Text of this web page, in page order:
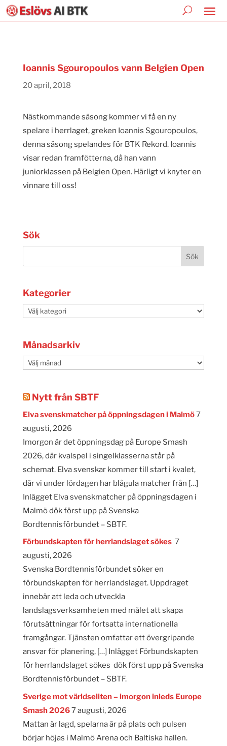
Ioannis Sgouropoulos vann Belgien Open
20 april, 2018
Nästkommande säsong kommer vi få en ny
spelare i herrlaget, greken Ioannis Sgouropoulos,
denna säsong spelandes för BTK Rekord. Ioannis
visar redan framfötterna, då han vann
juniorklassen på Belgien Open. Härligt vi knyter en
vinnare till oss!
Sök
Kategorier
Kategorier
Månadsarkiv
Månadsarkiv
Nytt från SBTF
Elva svenskmatcher på öppningsdagen i Malmö7
augusti, 2026
Imorgon är det öppningsdag på Europe Smash
2026, där kvalspel i singelklasserna står på
schemat. Elva svenskar kommer till start i kvalet,
där vi under lördagen har blågula matcher från […]
Inlägget Elva svenskmatcher på öppningsdagen i
Malmö dök först upp på Svenska
Bordtennisförbundet – SBTF.
Förbundskapten för herrlandslaget sökes 7
augusti, 2026
Svenska Bordtennisförbundet söker en
förbundskapten för herrlandslaget. Uppdraget
innebär att leda och utveckla
landslagsverksamheten med målet att skapa
förutsättningar för fortsatta internationella
framgångar. Tjänsten omfattar ett övergripande
ansvar för planering, […] Inlägget Förbundskapten
för herrlandslaget sökes dök först upp på Svenska
Bordtennisförbundet – SBTF.
Sverige mot världseliten – imorgon inleds Europe
Smash 20267 augusti, 2026
Mattan är lagd, spelarna är på plats och pulsen
börjar höjas i Malmö Arena och Baltiska hallen.